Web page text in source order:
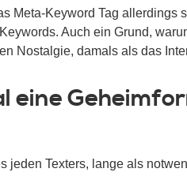
Meta-Keyword Tag allerdings
Auch ein Grund,
Nostalgie, damals als das
eine
jeden Texters, lange als